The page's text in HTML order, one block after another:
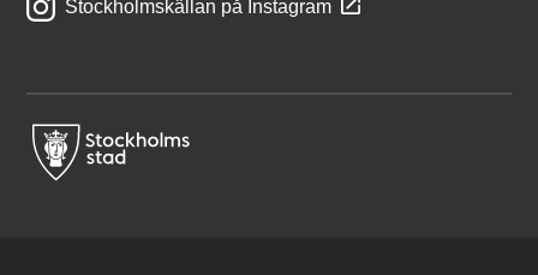
Stockholmskällan på Instagram